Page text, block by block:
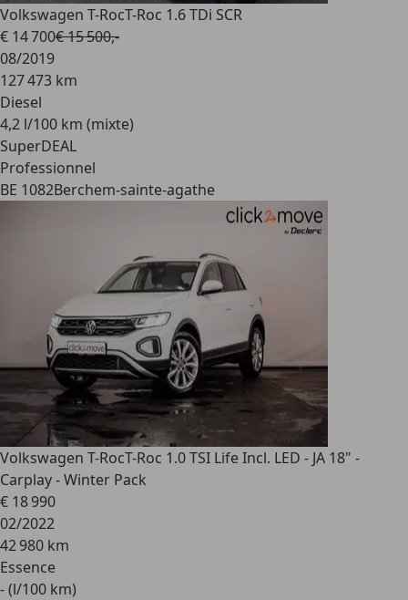
Volkswagen T-RocT-Roc 1.6 TDi SCR
€ 14 700€ 15 500,-
08/2019
127 473 km
Diesel
4,2 l/100 km (mixte)
SuperDEAL
Professionnel
BE 1082Berchem-sainte-agathe
Volkswagen T-RocT-Roc 1.0 TSI Life Incl. LED - JA 18" -
Carplay - Winter Pack
€ 18 990
02/2022
42 980 km
Essence
- (l/100 km)